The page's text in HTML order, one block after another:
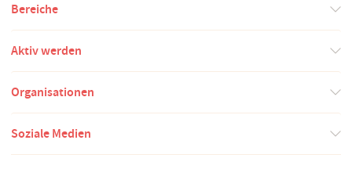
Bereiche
Aktiv werden
Organisationen
Soziale Medien